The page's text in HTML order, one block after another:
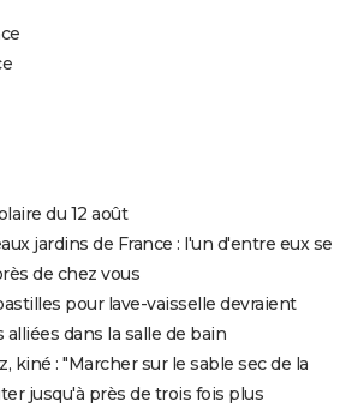
du 12 août
jardins de France : l'un d'entre eux se
de chez vous
pour lave-vaisselle devraient
dans la salle de bain
kiné : "Marcher sur le sable sec de la
jusqu'à près de trois fois plus